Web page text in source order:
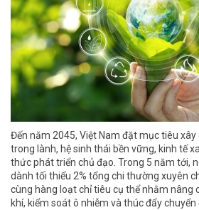
Đến năm 2045, Việt Nam đặt mục tiêu
trong lành, hệ sinh thái bền vững, kinh tế
thức phát triển chủ đạo. Trong 5 năm tới,
dành tối thiểu 2% tổng chi thường xuyên
cùng hàng loạt chỉ tiêu cụ thể nhằm nâng
khí, kiểm soát ô nhiễm và thúc đẩy chuyển